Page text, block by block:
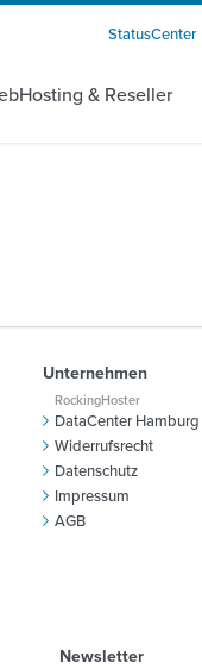
StatusCenter
& Reseller
Unternehmen
RockingHoster
DataCenter Hamburg
Widerrufsrecht
Datenschutz
Impressum
AGB
Newsletter